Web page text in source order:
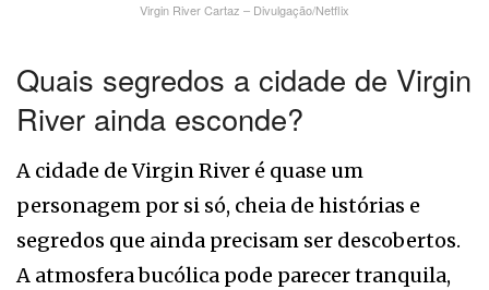
Virgin River Cartaz – Divulgação/Netflix
Quais segredos a cidade de Virgin
River ainda esconde?
A cidade de Virgin River é quase um
personagem por si só, cheia de histórias e
segredos que ainda precisam ser descobertos.
A atmosfera bucólica pode parecer tranquila,